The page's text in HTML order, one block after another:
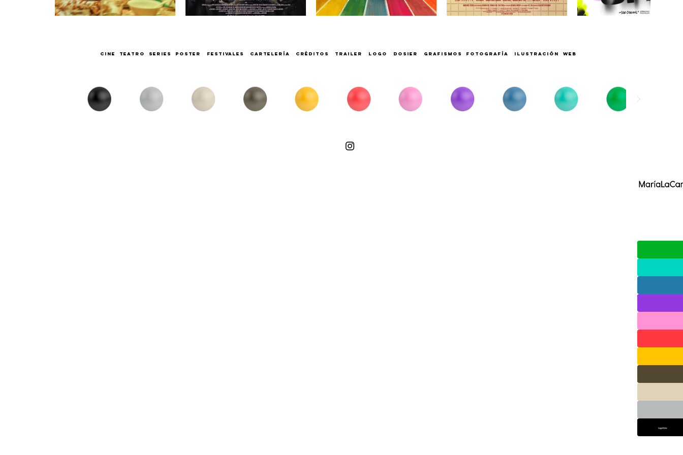
cine TEATRO SERIES POSTER FESTIVALES CARTELERÍA CRÉDITOS TRAILER LOGO DOSIER GRAFISMOS FOTOGRAFÍA ILUSTRACIÓN WEB